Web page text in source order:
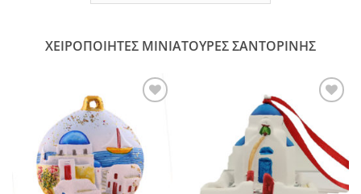
ΧΕΙΡΟΠΟΙΗΤΕΣ ΜΙΝΙΑΤΟΥΡΕΣ ΣΑΝΤΟΡΙΝΗΣ
wishlist